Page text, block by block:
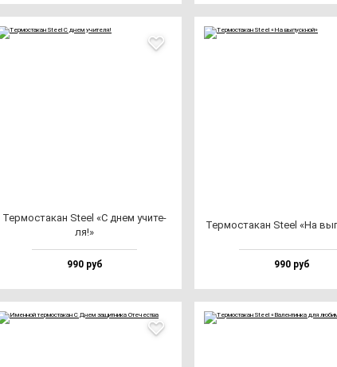
Тер­мос­та­кан Ste­el «С днем учи­те­
ля!»
990 руб
Тер­мос­та­кан Ste­el «На
990 руб